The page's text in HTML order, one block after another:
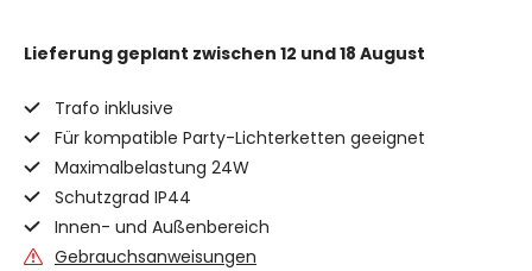
Lieferung geplant zwischen 12 und 18 August
Trafo inklusive
Für kompatible Party-Lichterketten geeignet
Maximalbelastung 24W
Schutzgrad IP44
Innen- und Außenbereich
Gebrauchsanweisungen